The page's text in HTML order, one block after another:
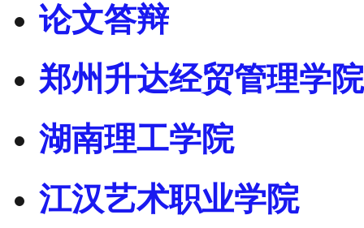
论文答辩
郑州升达经贸管理学院
湖南理工学院
江汉艺术职业学院